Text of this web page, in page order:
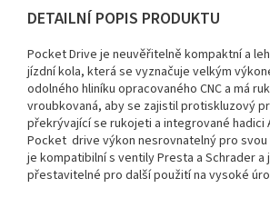
DETAILNÍ POPIS PRODUKTU
Pocket Drive je neuvěřitelně kompaktní a
jízdní kola, která se vyznačuje velkým
odolného hliníku opracovaného CNC a má
vroubkovaná, aby se zajistil protiskluzový
překrývající se rukojeti a integrované hadici
Pocket drive výkon nesrovnatelný pro
je kompatibilní s ventily Presta a Schrader a
přestavitelné pro další použití na vysoké